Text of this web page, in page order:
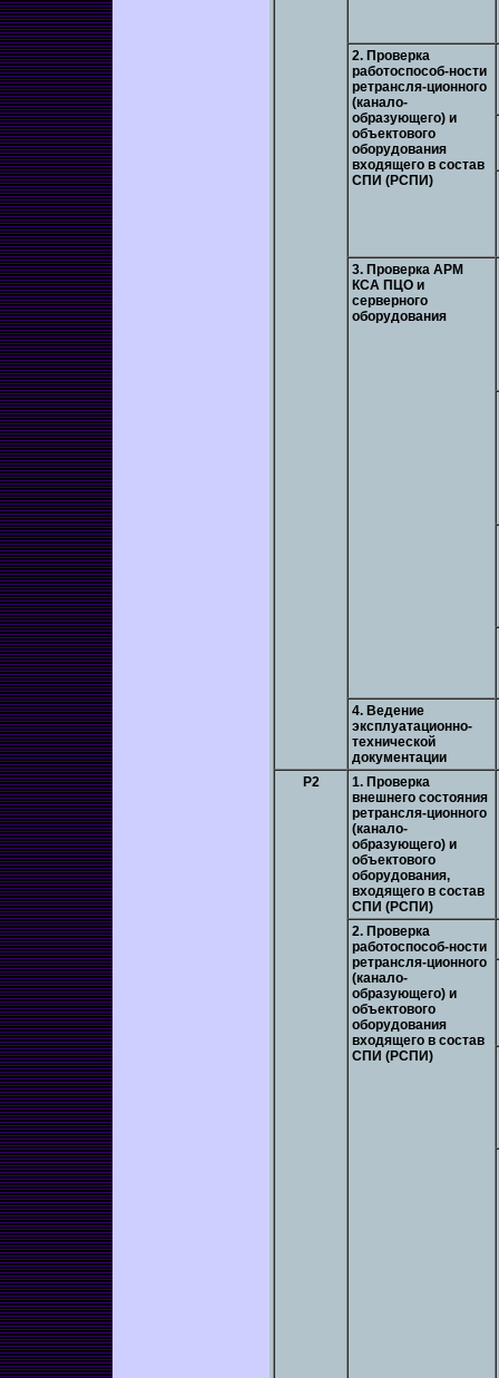
2. Проверка
работоспособ-ности
ретрансля-ционного
(канало-
образующего) и
объектового
оборудования
входящего в состав
СПИ (РСПИ)
3. Проверка АРМ
КСА ПЦО и
серверного
оборудования
4. Ведение
эксплуатационно-
технической
документации
Р2
1. Проверка
внешнего состояния
ретрансля-ционного
(канало-
образующего) и
объектового
оборудования,
входящего в состав
СПИ (РСПИ)
2. Проверка
работоспособ-ности
ретрансля-ционного
(канало-
образующего) и
объектового
оборудования
входящего в состав
СПИ (РСПИ)